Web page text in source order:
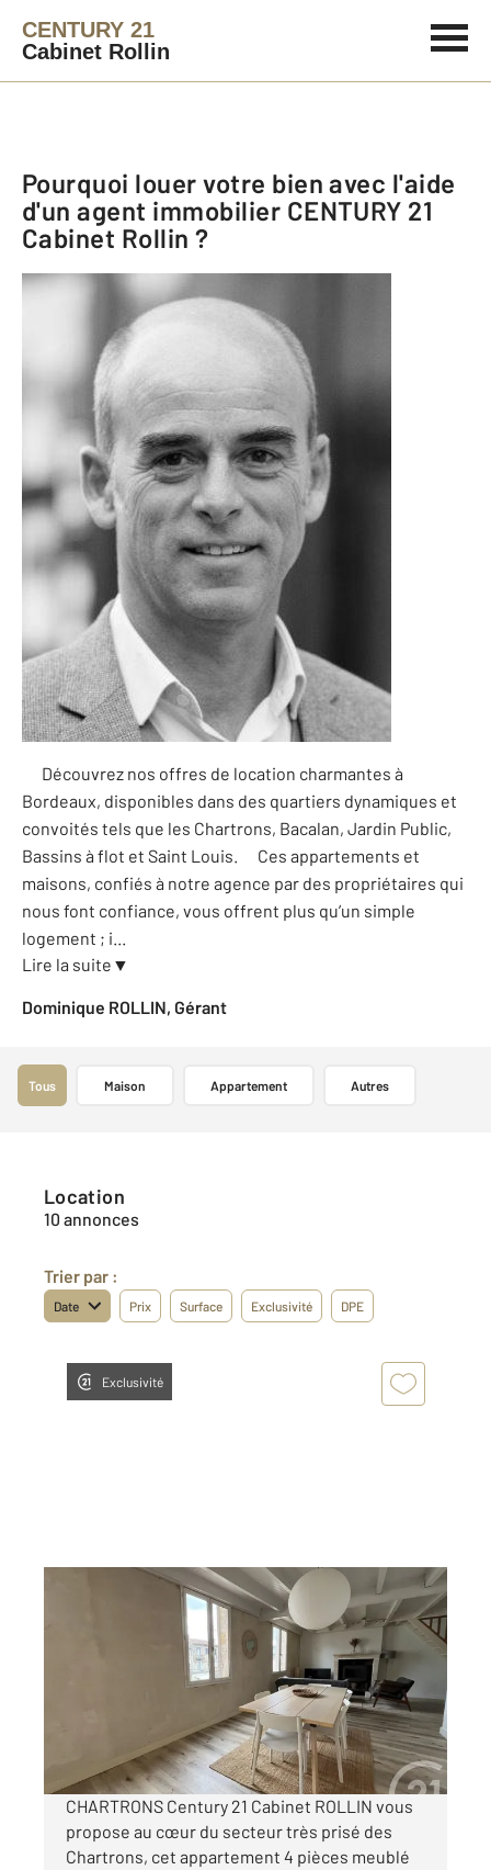
CENTURY 21
Cabinet Rollin
Pourquoi louer votre bien avec l'aide
d'un agent immobilier CENTURY 21
Cabinet Rollin ?
Découvrez nos offres de location charmantes à
Bordeaux, disponibles dans des quartiers dynamiques et
convoités tels que les Chartrons, Bacalan, Jardin Public,
Bassins à flot et Saint Louis. Ces appartements et
maisons, confiés à notre agence par des propriétaires qui
nous font confiance, vous offrent plus qu’un simple
logement ; i...
Lire la suite ▼
Dominique ROLLIN, Gérant
Tous Maison Appartement Autres
Location
10 annonces
Trier par :
Date Prix Surface Exclusivité DPE
Exclusivité
, 4 pièces
Appartement T4 à louer
1 870 €
par mois charges comprises
CHARTRONS Century 21 Cabinet ROLLIN vous
propose au cœur du secteur très prisé des
Chartrons, cet appartement 4 pièces meublé